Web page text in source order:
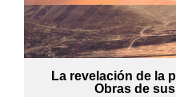
La revelación de la
Obras de